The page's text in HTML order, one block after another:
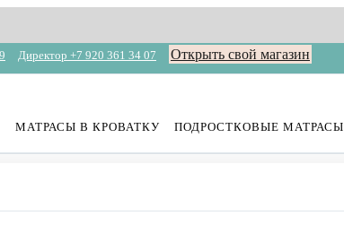
Директор +7 920 361 34 07 Открыть свой магазин
МАТРАСЫ В КРОВАТКУ ПОДРОСТКОВЫЕ МАТРАСЫ